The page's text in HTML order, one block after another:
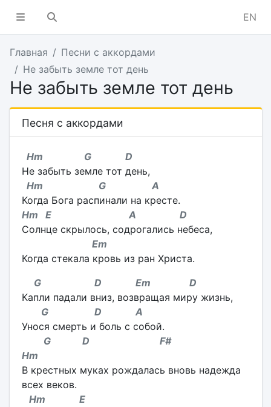
EN
Главная
Песни с аккордами
Не забыть земле тот день
Не забыть земле тот день
Песня с аккордами
Hm G D
Не забыть земле тот день,
Hm G A
Когда Бога распинали на кресте.
Hm E A D
Солнце скрылось, содрогались небеса,
Em
Когда стекала кровь из ран Христа.
G D Em D
Капли падали вниз, возвращая миру жизнь,
G D A
Унося смерть и боль с собой.
G D F#
Hm
В крестных муках рождалась вновь надежда
всех веков.
Hm E